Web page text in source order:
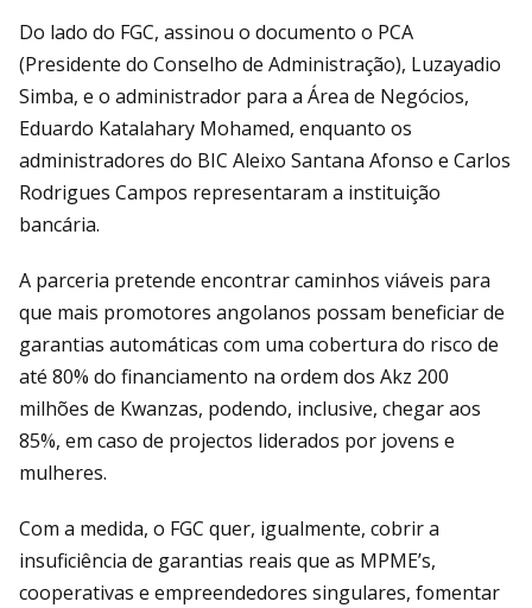
Do lado do FGC, assinou o documento o PCA
(Presidente do Conselho de Administração), Luzayadio
Simba, e o administrador para a Área de Negócios,
Eduardo Katalahary Mohamed, enquanto os
administradores do BIC Aleixo Santana Afonso e Carlos
Rodrigues Campos representaram a instituição
bancária.
A parceria pretende encontrar caminhos viáveis para
que mais promotores angolanos possam beneficiar de
garantias automáticas com uma cobertura do risco de
até 80% do financiamento na ordem dos Akz 200
milhões de Kwanzas, podendo, inclusive, chegar aos
85%, em caso de projectos liderados por jovens e
mulheres.
Com a medida, o FGC quer, igualmente, cobrir a
insuficiência de garantias reais que as MPME’s,
cooperativas e empreendedores singulares, fomentar